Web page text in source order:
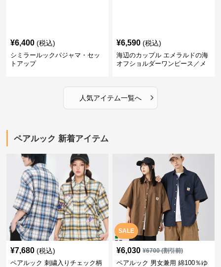
¥6,400 (税込)
シミラールックパジャマ・セッ
トアップ
¥6,590 (税込)
海辺のカップル エメラルドの海
オフショルダーワンピース／メ
人気アイテム一覧へ ›
ペアルック 新着アイテム
¥7,680 (税込)
ペアルック 刺繍入りチェック柄
SALE
¥6,030 ¥6700(割引前)
ペアルック 男女兼用 綿100％ゆ